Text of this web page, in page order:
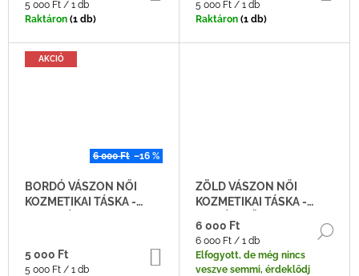
Egységár:
5 000 Ft / 1 db
Raktáron (1 db)
Egységár:
5 000 Ft / 1 db
Raktáron (1 db)
6 000 Ft –16 %
AKCIÓ
BORDÓ VÁSZON NŐI
KOZMETIKAI TÁSKA -
5 000 Ft
Egységár:
5 000 Ft / 1 db
KOSÁRBA
ZÖLD VÁSZON NŐI
KOZMETIKAI TÁSKA -
6 000 Ft
Egységár:
6 000 Ft / 1 db
Elfogyott, de még nincs
veszve semmi, érdeklődj